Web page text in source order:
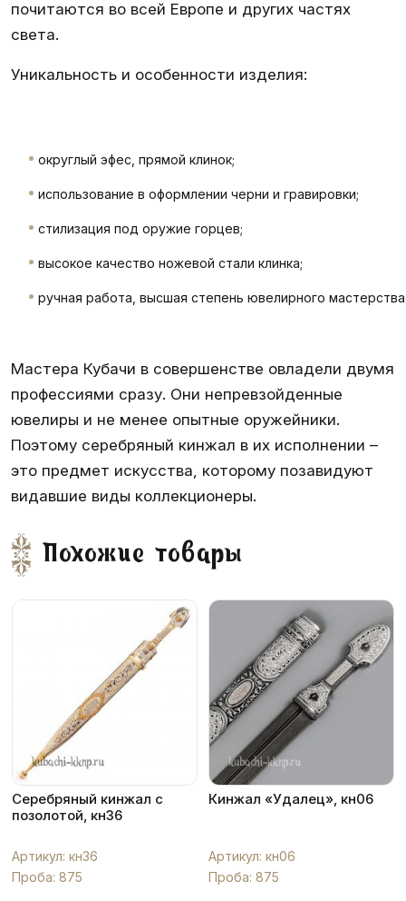
почитаются во всей Европе и других частях
света.
Уникальность и особенности изделия:
округлый эфес, прямой клинок;
использование в оформлении черни и гравировки;
стилизация под оружие горцев;
высокое качество ножевой стали клинка;
ручная работа, высшая степень ювелирного
Мастера Кубачи в совершенстве овладели двумя
профессиями сразу. Они непревзойденные
ювелиры и не менее опытные оружейники.
Поэтому серебряный кинжал в их исполнении –
это предмет искусства, которому позавидуют
видавшие виды коллекционеры.
Похожие товары
Серебряный кинжал с
позолотой, кн36
Артикул: кн36
Проба: 875
Кинжал «Удалец», кн06
Артикул: кн06
Проба: 875